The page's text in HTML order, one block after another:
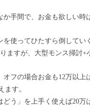
手間で、お金も欲しい時
使ってひたすら倒してい
ますが、大型モンス掃討
オフの場合お金も12万以
ます。
う」を上手く使えば20万